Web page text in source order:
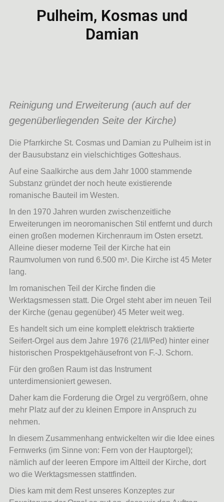
Pulheim, Kosmas und
Damian
Reinigung und Erweiterung (auch auf der
gegenüberliegenden Seite der Kirche)
Die Pfarrkirche St. Cosmas und Damian zu Pulheim ist in
der Bausubstanz ein vielschichtiges Gotteshaus.
Auf eine Saalkirche aus dem Jahr 1000 stammende
Substanz gründet der noch heute existierende
romanische Bauteil im Westen.
In den 1970 Jahren wurden zwischenzeitliche
Erweiterungen im neoromanischen Stil entfernt und durch
einen großen modernen Kirchenraum im Osten ersetzt.
Alleine dieser moderne Teil der Kirche hat ein
Raumvolumen von rund 6.500 mᵌ. Die Kirche ist 45 Meter
lang.
Im romanischen Teil der Kirche finden die
Werktagsmessen statt. Die Orgel steht aber im neuen Teil
der Kirche (genau gegenüber) 45 Meter weit weg.
Es handelt sich um eine komplett elektrisch traktierte
Seifert-Orgel aus dem Jahre 1976 (21/II/Ped) hinter einer
historischen Prospektgehäusefront von F.-J. Schorn.
Für den großen Raum ist das Instrument
unterdimensioniert gewesen.
Daher kam die Forderung die Orgel zu vergrößern, ohne
mehr Platz auf der zu kleinen Empore in Anspruch zu
nehmen.
In diesem Zusammenhang entwickelten wir die Idee eines
Fernwerks (im Sinne von: Fern von der Hauptorgel);
nämlich auf der leeren Empore im Altteil der Kirche, dort
wo die Werktagsmessen stattfinden.
Dies kam mit dem Rest unseres Konzeptes zur